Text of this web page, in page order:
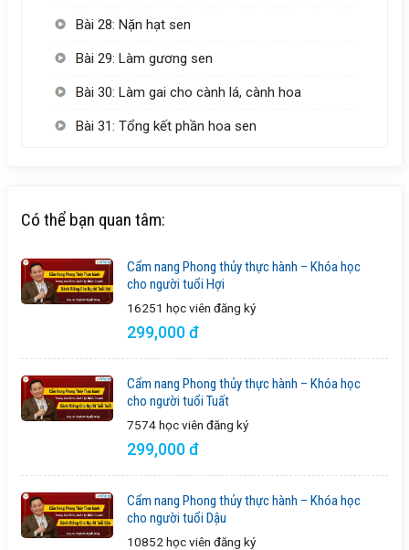
Bài 28: Nặn hạt sen
Bài 29: Làm gương sen
Bài 30: Làm gai cho cành lá, cành hoa
Bài 31: Tổng kết phần hoa sen
Có thể bạn quan tâm:
Cẩm nang Phong thủy thực hành – Khóa học
cho người tuổi Hợi
16251 học viên đăng ký
299,000 đ
Cẩm nang Phong thủy thực hành – Khóa học
cho người tuổi Tuất
7574 học viên đăng ký
299,000 đ
Cẩm nang Phong thủy thực hành – Khóa học
cho người tuổi Dậu
10852 học viên đăng ký